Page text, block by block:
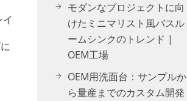
モダンなプロジェクトに向
けたミニマリスト風バスル
ームシンクのトレンド |
OEM工場
OEM用洗面台：サンプルか
ら量産までのカスタム開発